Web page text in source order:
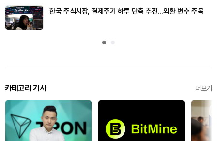
한국 주식시장, 결제주기 하루 단축 추진…외환 변수 주목
카테고리 기사 더보기